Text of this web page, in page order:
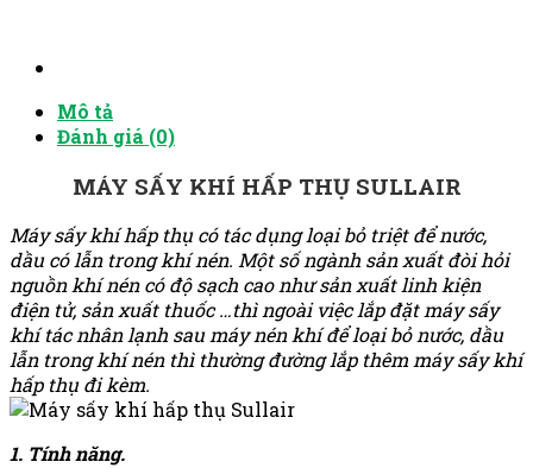
Mô tả
Đánh giá (0)
MÁY SẤY KHÍ HẤP THỤ SULLAIR
Máy sấy khí hấp thụ có tác dụng loại bỏ triệt để nước,
dầu có lẫn trong khí nén. Một số ngành sản xuất đòi hỏi
nguồn khí nén có độ sạch cao như sản xuất linh kiện
điện tử, sản xuất thuốc …thì ngoài việc lắp đặt máy sấy
khí tác nhân lạnh sau máy nén khí để loại bỏ nước, dầu
lẫn trong khí nén thì thường đường lắp thêm máy sấy khí
hấp thụ đi kèm.
1. Tính năng.